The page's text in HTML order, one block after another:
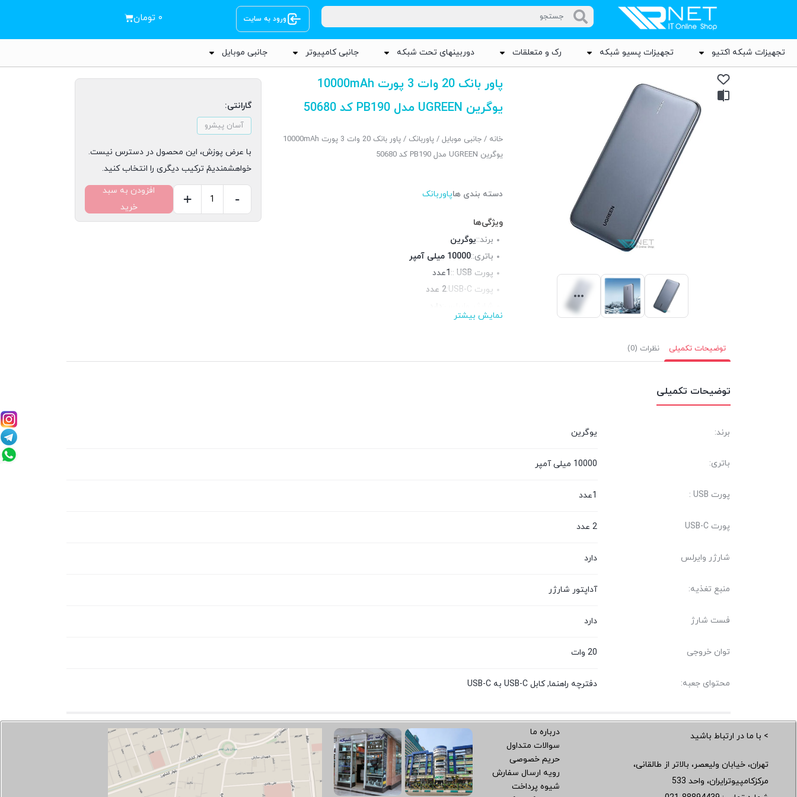
ورود به سایت ۰ تومان
تجهیزات شبکه اکتیو تجهیزات پسیو شبکه رک و متعلقات دوربینهای تحت شبکه جانبی کامپیوتر جانبی موبایل
پاور بانک 20 وات 3 پورت 10000mAh
یوگرین UGREEN مدل PB190 کد 50680
خانه /جانبی موبایل /پاوربانک
/ پاور بانک 20 وات 3 پورت 10000mAh
یوگرین UGREEN مدل PB190 کد 50680
دسته بندی هاپاوربانک
ویژگی‌ها
برند::یوگرین
باتری::10000 میلی آمپر
پورت USB ::
1عدد
پورت USB-C:
2 عدد
منبع تغذیه::
نمایش بیشتر
گارانتی:
آسان پیشرو
با عرض پوزش، این محصول در دسترس نیست.
خواهشمندیمً ترکیب دیگری را انتخاب کنید.
-
+
افزودن به سبد
خرید
توضیحات تکمیلی نظرات (0)
توضیحات تکمیلی
برند: یوگرین
باتری: 10000 میلی آمپر
پورت USB : 1عدد
پورت USB-C 2 عدد
شارژر وایرلس دارد
منبع تغذیه: آداپتور شارژر
فست شارژ دارد
توان خروجی 20 وات
محتوای جعبه: دفترچه راهنما, کابل USB-C به USB-C
> با ما در ارتباط باشید
تهران، خیابان ولیعصر، بالاتر از طالقانی،
مرکزکامپیوترایران، واحد 533
درباره ما
سوالات متداول
حریم خصوصی
رویه ارسال سفارش
شیوه پرداخت